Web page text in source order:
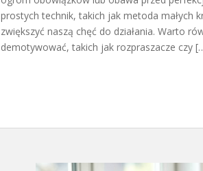
prostych technik, takich jak metoda małych
zwiększyć naszą chęć do działania. Warto
demotywować, takich jak rozpraszacze czy